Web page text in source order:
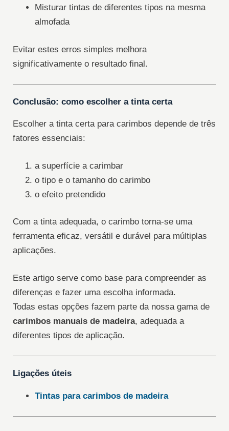
Misturar tintas de diferentes tipos na mesma
almofada
Evitar estes erros simples melhora
significativamente o resultado final.
Conclusão: como escolher a tinta certa
Escolher a tinta certa para carimbos depende de três
fatores essenciais:
a superfície a carimbar
o tipo e o tamanho do carimbo
o efeito pretendido
Com a tinta adequada, o carimbo torna-se uma
ferramenta eficaz, versátil e durável para múltiplas
aplicações.
Este artigo serve como base para compreender as
diferenças e fazer uma escolha informada.
Todas estas opções fazem parte da nossa gama de
carimbos manuais de madeira, adequada a
diferentes tipos de aplicação.
Ligações úteis
Tintas para carimbos de madeira